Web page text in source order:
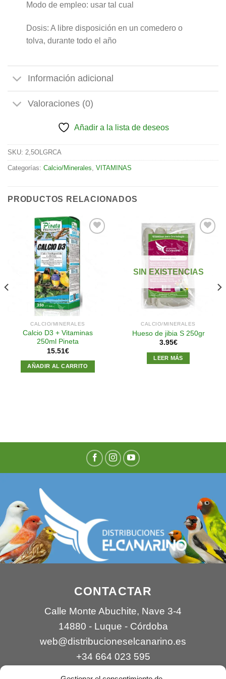
Modo de empleo: usar tal cual
Dosis: A libre disposición en un comedero o
tolva, durante todo el año
Información adicional
Valoraciones (0)
Añadir a la lista de deseos
SKU: 2,5OLGRCA
Categorías: Calcio/Minerales VITAMINAS
PRODUCTOS RELACIONADOS
CALCIO/MINERALES
Calcio D3 + Vitaminas
250ml Pineta
15.51€
AÑADIR AL CARRITO
lista de
SIN EXISTENCIAS
CALCIO/MINERALES
Hueso de jibia S 250gr
3.95€
LEER MÁS
CONTACTAR
Calle Monte Abuchite, Nave 3-4
14880 - Luque - Córdoba
web@distribucioneselcanarino.es
+34 664 023 595